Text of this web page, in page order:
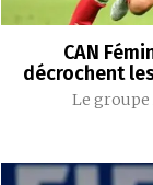
CAN
décrochent
Le groupe